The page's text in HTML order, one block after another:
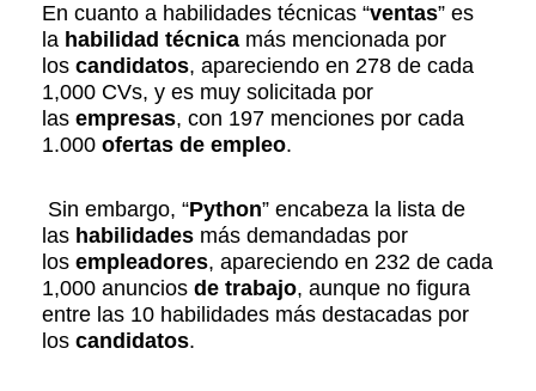
En cuanto a habilidades técnicas “ventas” es
la habilidad técnica más mencionada por
los candidatos, apareciendo en 278 de cada
1,000 CVs, y es muy solicitada por
las empresas, con 197 menciones por cada
1.000 ofertas de empleo.
Sin embargo, “Python” encabeza la lista de
las habilidades más demandadas por
los empleadores, apareciendo en 232 de cada
1,000 anuncios de trabajo, aunque no figura
entre las 10 habilidades más destacadas por
los candidatos.